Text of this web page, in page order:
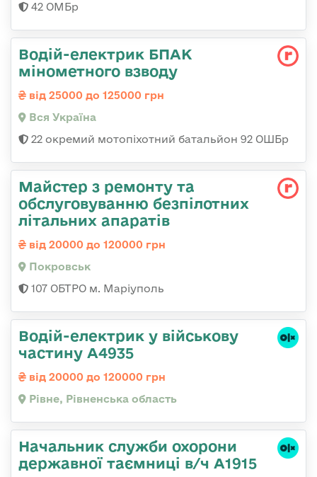
42 ОМБр
Водій-електрик БПАК
мінометного взводу
від 25000 до 125000 грн
Вся Україна
22 окремий мотопіхотний батальйон 92 ОШБр
Майстер з ремонту та
обслуговуванню безпілотних
літальних апаратів
від 20000 до 120000 грн
Покровськ
107 ОБТРО м. Маріуполь
Водій-електрик у військову
частину А4935
від 20000 до 120000 грн
Рівне, Рівненська область
Начальник служби охорони
державної таємниці в/ч А1915